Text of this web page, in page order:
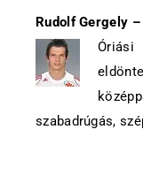
Rudolf Gergely –
szabadrúgás,